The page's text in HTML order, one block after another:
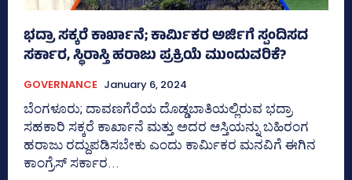
ಭದ್ರಾ ಸಕ್ಕರೆ ಕಾರ್ಖಾನೆ; ಕಾರ್ಮಿಕರ ಅರ್ಜಿಗೆ ಸ್ಪಂದಿಸದ
ಸರ್ಕಾರ, ಸ್ಥಿರಾಸ್ತಿ ಹರಾಜು ಪ್ರಕ್ರಿಯೆ ಮುಂದುವರಿಕೆ?
GOVERNANCE January 6, 2024
ಬೆಂಗಳೂರು; ದಾವಣಗೆರೆಯ ದೊಡ್ಡಬಾತಿಯಲ್ಲಿರುವ ಭದ್ರಾ
ಸಹಕಾರಿ ಸಕ್ಕರೆ ಕಾರ್ಖಾನೆ ಮತ್ತು ಅದರ ಆಸ್ತಿಯನ್ನು ಬಹಿರಂಗ
ಹರಾಜು ರದ್ದುಪಡಿಸಬೇಕು ಎಂದು ಕಾರ್ಮಿಕರ ಮನವಿಗೆ ಈಗಿನ
ಕಾಂಗ್ರೆಸ್‌ ಸರ್ಕಾರ...